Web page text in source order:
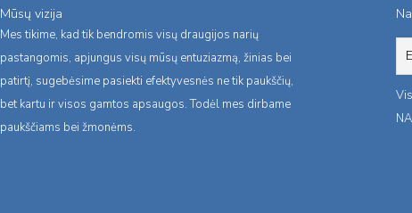
Mūsų vizija
Mes tikime, kad tik bendromis visų draugijos narių
pastangomis, apjungus visų mūsų entuziazmą, žinias bei
patirtį, sugebėsime pasiekti efektyvesnės ne tik paukščių,
bet kartu ir visos gamtos apsaugos. Todėl mes dirbame
paukščiams bei žmonėms.